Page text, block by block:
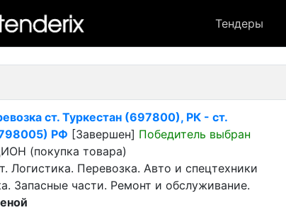
Тендеры
лот
ст. Туркестан (697800), РК - ст.
РФ [Завершен] Победитель выбран
(покупка товара)
Логистика. Перевозка. Авто и спецтехники
Запасные части. Ремонт и обслуживание.